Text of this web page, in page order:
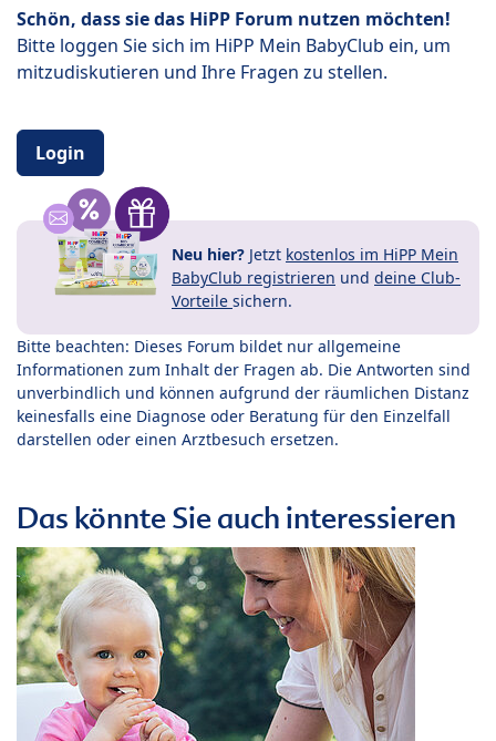
Schön, dass sie das HiPP Forum nutzen möchten!
Bitte loggen Sie sich im HiPP Mein BabyClub ein, um
mitzudiskutieren und Ihre Fragen zu stellen.
Login
Neu hier? Jetzt kostenlos im HiPP Mein
BabyClub registrieren und deine Club-
Vorteile sichern.
Bitte beachten: Dieses Forum bildet nur allgemeine
Informationen zum Inhalt der Fragen ab. Die Antworten sind
unverbindlich und können aufgrund der räumlichen Distanz
keinesfalls eine Diagnose oder Beratung für den Einzelfall
darstellen oder einen Arztbesuch ersetzen.
Das könnte Sie auch interessieren